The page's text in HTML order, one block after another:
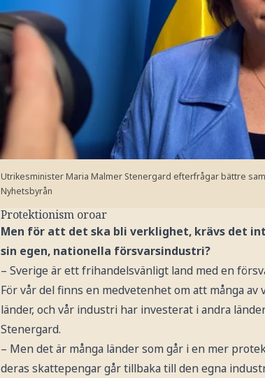
Utrikesminister Maria Malmer Stenergard efterfrågar bättre
Nyhetsbyrån
Protektionism oroar
Men för att det ska bli verklighet, krävs det
sin egen, nationella försvarsindustri?
– Sverige är ett frihandelsvänligt land med en
För vår del finns en medvetenhet om att många
länder, och vår industri har investerat i andra
Stenergard.
– Men det är många länder som går i en mer
deras skattepengar går tillbaka till den egna